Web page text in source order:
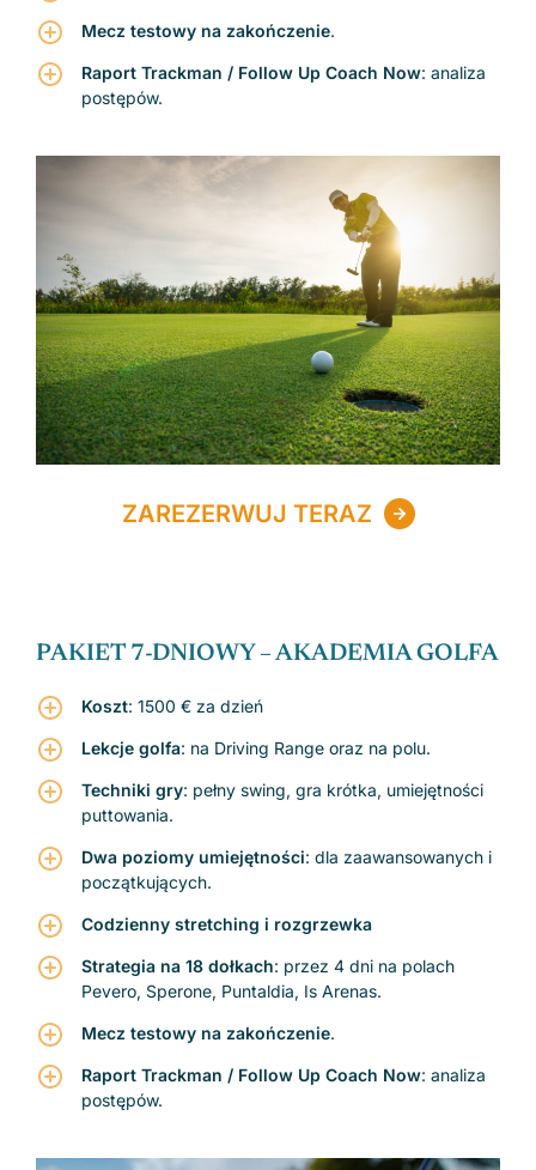
Mecz testowy na zakończenie.
Raport Trackman / Follow Up Coach Now: analiza
postępów.
ZAREZERWUJ TERAZ
PAKIET 7-DNIOWY – AKADEMIA GOLFA
Koszt: 1500 € za dzień
Lekcje golfa: na Driving Range oraz na polu.
Techniki gry: pełny swing, gra krótka, umiejętności
puttowania.
Dwa poziomy umiejętności: dla zaawansowanych i
początkujących.
Codzienny stretching i rozgrzewka
Strategia na 18 dołkach: przez 4 dni na polach
Pevero, Sperone, Puntaldia, Is Arenas.
Mecz testowy na zakończenie.
Raport Trackman / Follow Up Coach Now: analiza
postępów.